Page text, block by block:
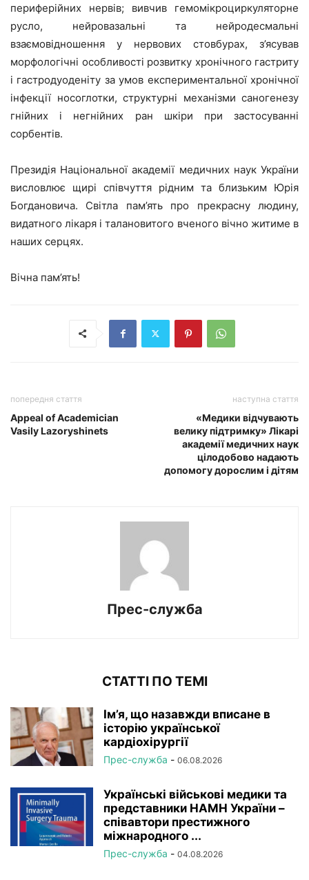
периферійних нервів; вивчив гемомікроциркуляторне
русло, нейровазальні та нейродесмальні
взаємовідношення у нервових стовбурах, з’ясував
морфологічні особливості розвитку хронічного гастриту
і гастродуоденіту за умов експериментальної хронічної
інфекції носоглотки, структурні механізми саногенезу
гнійних і негнійних ран шкіри при застосуванні
сорбентів.
Президія Національної академії медичних наук України
висловлює щирі співчуття рідним та близьким Юрія
Богдановича. Світла пам’ять про прекрасну людину,
видатного лікаря і талановитого вченого вічно житиме в
наших серцях.
Вічна пам’ять!
попередня стаття
Appeal of Academician
Vasily Lazoryshinets
наступна стаття
«Медики відчувають
велику підтримку» Лікарі
академії медичних наук
цілодобово надають
допомогу дорослим і дітям
Прес-служба
СТАТТІ ПО ТЕМІ
Ім’я, що назавжди вписане в
історію української
кардіохірургії
Прес-служба - 06.08.2026
Українські військові медики та
представники НАМН України –
співавтори престижного
міжнародного ...
Прес-служба - 04.08.2026